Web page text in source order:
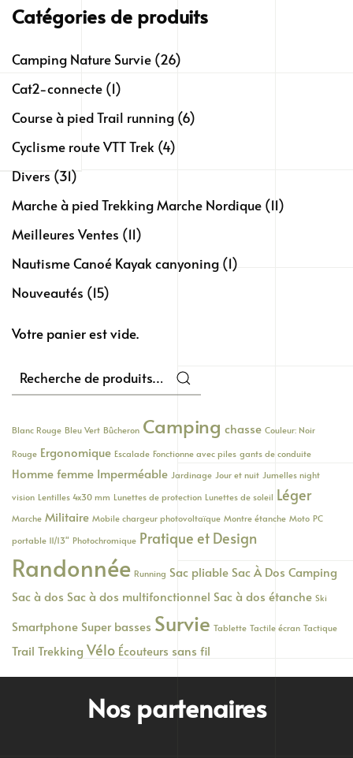
Catégories de produits
Camping Nature Survie (26)
Cat2-connecte (1)
Course à pied Trail running (6)
Cyclisme route VTT Trek (4)
Divers (31)
Marche à pied Trekking Marche Nordique (11)
Meilleures Ventes (11)
Nautisme Canoé Kayak canyoning (1)
Nouveautés (15)
Votre panier est vide.
Recherche
pour :
Blanc Rouge Bleu Vert Bûcheron Camping chasse Couleur: Noir
Rouge Ergonomique Escalade Fonctionne avec piles gants de conduite
Homme femme Imperméable Jardinage Jour et nuit Jumelles night
vision Lentilles 4x30 mm Lunettes de protection Lunettes de soleil Léger
Marche Militaire Mobile chargeur photovoltaïque Montre étanche Moto PC
portable 11/13" Photochromique Pratique et Design
Randonnée Running Sac pliable Sac À Dos Camping
Sac à dos Sac à dos multifonctionnel Sac à dos étanche Ski
Smartphone Super basses Survie Tablette Tactile écran Tactique
Trail Trekking Vélo Écouteurs sans fil
Nos partenaires